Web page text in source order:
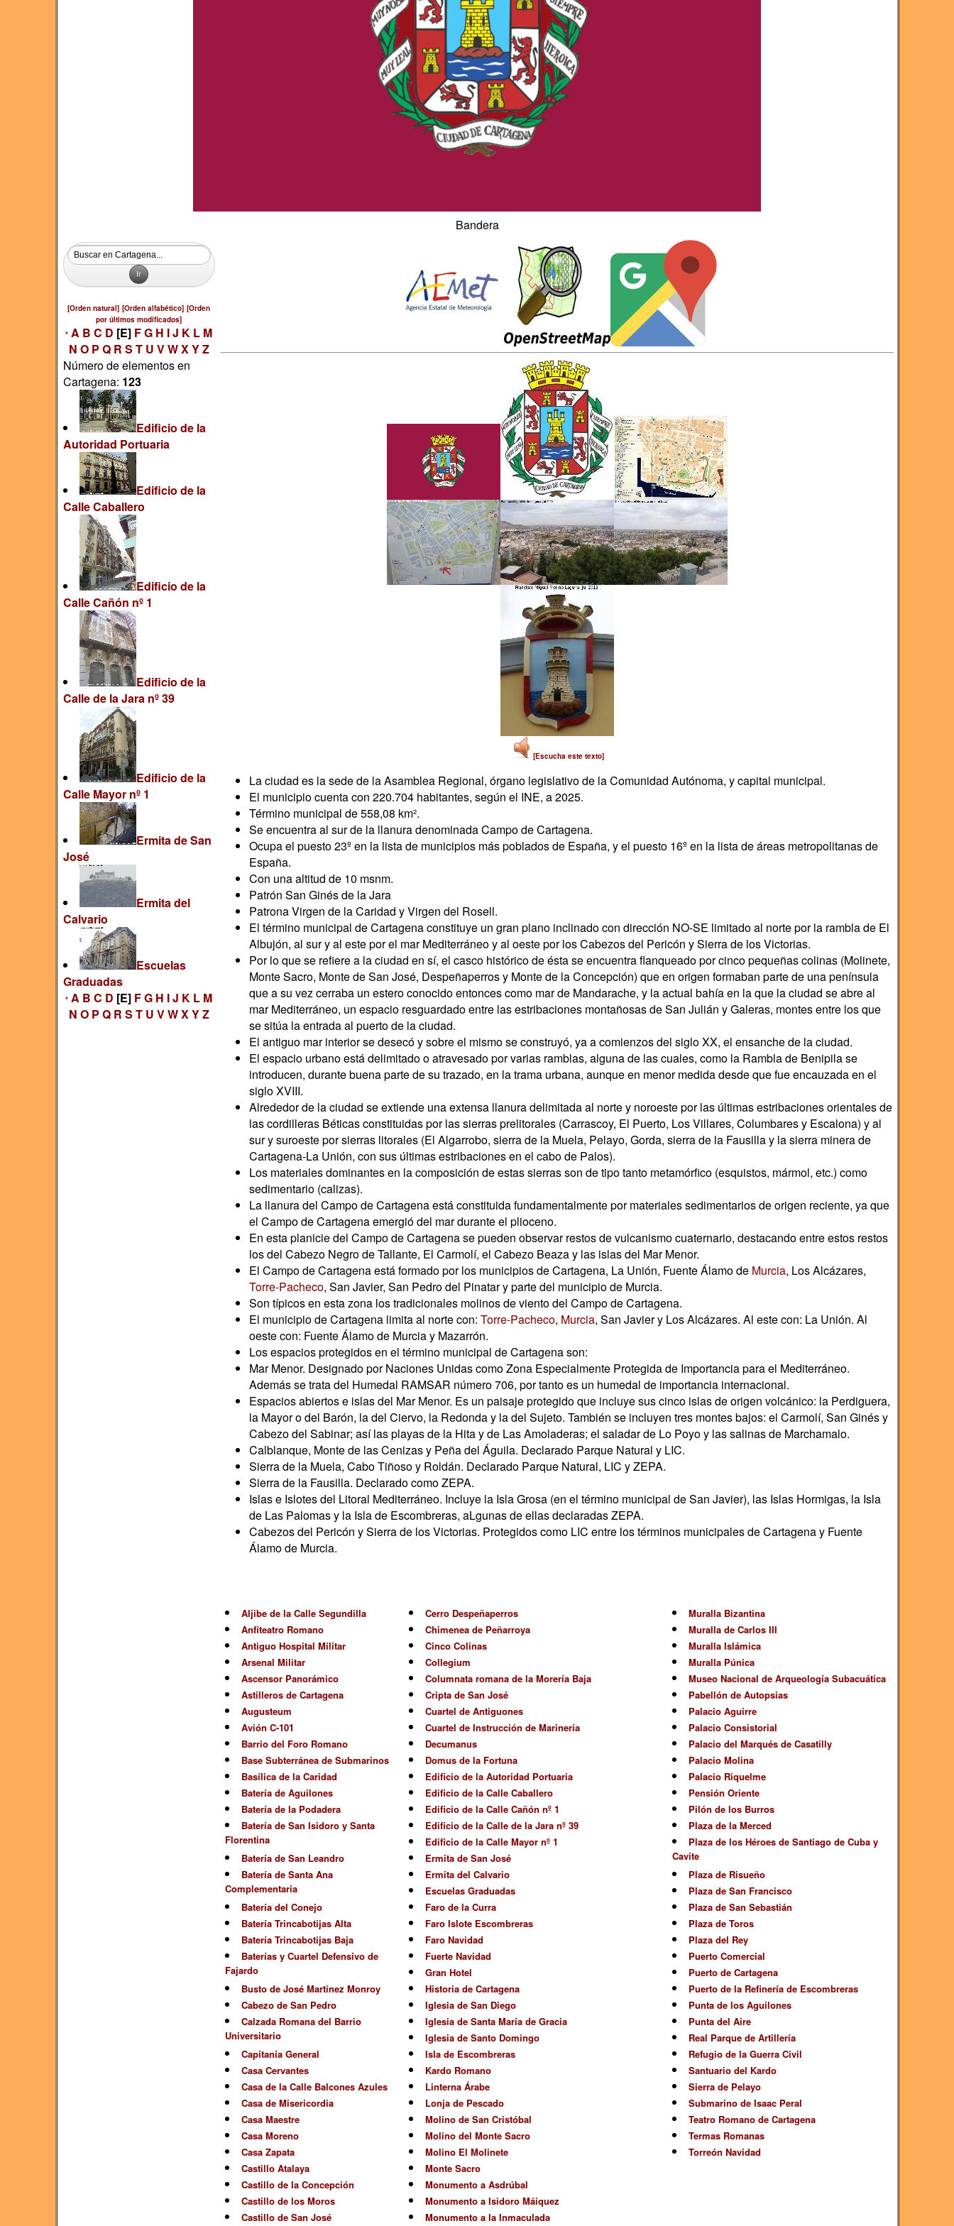
Bandera
[Orden natural] [Orden alfabético] [Orden
por últimos modificados]
* A B C D [E] FG H IJ K L M
N O P Q R S T U VWXYZ
Número de elementos en
Cartagena: 123
Edificio de la
Autoridad Portuaria
Edificio de la
Calle Caballero
Edificio de la
Calle Cañón nº 1
Edificio de la
Calle de la Jara nº 39
Edificio de la
Calle Mayor nº 1
Ermita de San
José
Ermita del
Calvario
Escuelas
Graduadas
* A B C D [E] FG H IJ K L M
N O P Q R S T U VWXYZ
[Escucha este texto]
La ciudad es la sede de la Asamblea Regional, órgano legislativo de la Comunidad Autónoma, y capital municipal.
El municipio cuenta con 220.704 habitantes, según el INE, a 2025.
Término municipal de 558,08 km².
Se encuentra al sur de la llanura denominada Campo de Cartagena.
Ocupa el puesto 23º en la lista de municipios más poblados de España, y el puesto 16º en la lista de áreas metropolitanas de
España.
Con una altitud de 10 msnm.
Patrón San Ginés de la Jara
Patrona Virgen de la Caridad y Virgen del Rosell.
El término municipal de Cartagena constituye un gran plano inclinado con dirección NO-SE limitado al norte por la rambla de El
Albujón, al sur y al este por el mar Mediterráneo y al oeste por los Cabezos del Pericón y Sierra de los Victorias.
Por lo que se refiere a la ciudad en sí, el casco histórico de ésta se encuentra flanqueado por cinco pequeñas colinas (Molinete,
Monte Sacro, Monte de San José, Despeñaperros y Monte de la Concepción) que en origen formaban parte de una península
que a su vez cerraba un estero conocido entonces como mar de Mandarache, y la actual bahía en la que la ciudad se abre al
mar Mediterráneo, un espacio resguardado entre las estribaciones montañosas de San Julián y Galeras, montes entre los que
se sitúa la entrada al puerto de la ciudad.
El antiguo mar interior se desecó y sobre el mismo se construyó, ya a comienzos del siglo XX, el ensanche de la ciudad.
El espacio urbano está delimitado o atravesado por varias ramblas, alguna de las cuales, como la Rambla de Benipila se
introducen, durante buena parte de su trazado, en la trama urbana, aunque en menor medida desde que fue encauzada en el
siglo XVIII.
Alrededor de la ciudad se extiende una extensa llanura delimitada al norte y noroeste por las últimas estribaciones orientales de
las cordilleras Béticas constituidas por las sierras prelitorales (Carrascoy, El Puerto, Los Villares, Columbares y Escalona) y al
sur y suroeste por sierras litorales (El Algarrobo, sierra de la Muela, Pelayo, Gorda, sierra de la Fausilla y la sierra minera de
Cartagena-La Unión, con sus últimas estribaciones en el cabo de Palos).
Los materiales dominantes en la composición de estas sierras son de tipo tanto metamórfico (esquistos, mármol, etc.) como
sedimentario (calizas).
La llanura del Campo de Cartagena está constituida fundamentalmente por materiales sedimentarios de origen reciente, ya que
el Campo de Cartagena emergió del mar durante el plioceno.
En esta planicie del Campo de Cartagena se pueden observar restos de vulcanismo cuaternario, destacando entre estos restos
los del Cabezo Negro de Tallante, El Carmolí, el Cabezo Beaza y las islas del Mar Menor.
El Campo de Cartagena está formado por los municipios de Cartagena, La Unión, Fuente Álamo de Murcia, Los Alcázares,
Torre-Pacheco, San Javier, San Pedro del Pinatar y parte del municipio de Murcia.
Son típicos en esta zona los tradicionales molinos de viento del Campo de Cartagena.
El municipio de Cartagena limita al norte con: Torre-Pacheco, Murcia, San Javier y Los Alcázares. Al este con: La Unión. Al
oeste con: Fuente Álamo de Murcia y Mazarrón.
Los espacios protegidos en el término municipal de Cartagena son:
Mar Menor. Designado por Naciones Unidas como Zona Especialmente Protegida de Importancia para el Mediterráneo.
Además se trata del Humedal RAMSAR número 706, por tanto es un humedal de importancia internacional.
Espacios abiertos e islas del Mar Menor. Es un paisaje protegido que incluye sus cinco islas de origen volcánico: la Perdiguera,
la Mayor o del Barón, la del Ciervo, la Redonda y la del Sujeto. También se incluyen tres montes bajos: el Carmolí, San Ginés y
Cabezo del Sabinar; así las playas de la Hita y de Las Amoladeras; el saladar de Lo Poyo y las salinas de Marchamalo.
Calblanque, Monte de las Cenizas y Peña del Águila. Declarado Parque Natural y LIC.
Sierra de la Muela, Cabo Tiñoso y Roldán. Declarado Parque Natural, LIC y ZEPA.
Sierra de la Fausilla. Declarado como ZEPA.
Islas e Islotes del Litoral Mediterráneo. Incluye la Isla Grosa (en el término municipal de San Javier), las Islas Hormigas, la Isla
de Las Palomas y la Isla de Escombreras, aLgunas de ellas declaradas ZEPA.
Cabezos del Pericón y Sierra de los Victorias. Protegidos como LIC entre los términos municipales de Cartagena y Fuente
Álamo de Murcia.
Aljibe de la Calle Segundilla
Anfiteatro Romano
Antiguo Hospital Militar
Arsenal Militar
Ascensor Panorámico
Astilleros de Cartagena
Augusteum
Avión C-101
Barrio del Foro Romano
Base Subterránea de Submarinos
Basílica de la Caridad
Batería de Aguilones
Batería de la Podadera
Batería de San Isidoro y Santa
Florentina
Batería de San Leandro
Batería de Santa Ana
Complementaria
Batería del Conejo
Batería Trincabotijas Alta
Batería Trincabotijas Baja
Baterías y Cuartel Defensivo de
Fajardo
Busto de José Martínez Monroy
Cabezo de San Pedro
Calzada Romana del Barrio
Universitario
Capitanía General
Casa Cervantes
Casa de la Calle Balcones Azules
Casa de Misericordia
Casa Maestre
Casa Moreno
Casa Zapata
Castillo Atalaya
Castillo de la Concepción
Castillo de los Moros
Castillo de San José
Cerro Despeñaperros
Chimenea de Peñarroya
Cinco Colinas
Collegium
Columnata romana de la Morería Baja
Cripta de San José
Cuartel de Antiguones
Cuartel de Instrucción de Marinería
Decumanus
Domus de la Fortuna
Edificio de la Autoridad Portuaria
Edificio de la Calle Caballero
Edificio de la Calle Cañón nº 1
Edificio de la Calle de la Jara nº 39
Edificio de la Calle Mayor nº 1
Ermita de San José
Ermita del Calvario
Escuelas Graduadas
Faro de la Curra
Faro Islote Escombreras
Faro Navidad
Fuerte Navidad
Gran Hotel
Historia de Cartagena
Iglesia de San Diego
Iglesia de Santa María de Gracia
Iglesia de Santo Domingo
Isla de Escombreras
Kardo Romano
Linterna Árabe
Lonja de Pescado
Molino de San Cristóbal
Molino del Monte Sacro
Molino El Molinete
Monte Sacro
Monumento a Asdrúbal
Monumento a Isidoro Máiquez
Monumento a la Inmaculada
Muralla Bizantina
Muralla de Carlos III
Muralla Islámica
Muralla Púnica
Museo Nacional de Arqueología Subacuática
Pabellón de Autopsias
Palacio Aguirre
Palacio Consistorial
Palacio del Marqués de Casatilly
Palacio Molina
Palacio Riquelme
Pensión Oriente
Pilón de los Burros
Plaza de la Merced
Plaza de los Héroes de Santiago de Cuba y
Cavite
Plaza de Risueño
Plaza de San Francisco
Plaza de San Sebastián
Plaza de Toros
Plaza del Rey
Puerto Comercial
Puerto de Cartagena
Puerto de la Refinería de Escombreras
Punta de los Aguilones
Punta del Aire
Real Parque de Artillería
Refugio de la Guerra Civil
Santuario del Kardo
Sierra de Pelayo
Submarino de Isaac Peral
Teatro Romano de Cartagena
Termas Romanas
Torreón Navidad